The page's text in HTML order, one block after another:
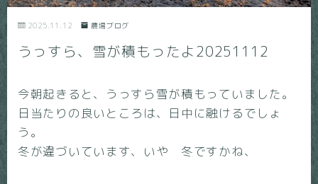
2025.11.12 農場ブログ
うっすら、雪が積もったよ20251112
今朝起きると、うっすら雪が積もっていました。
日当たりの良いところは、日中に融けるでしょ
う。
冬が違づいています、いや 冬ですかね、